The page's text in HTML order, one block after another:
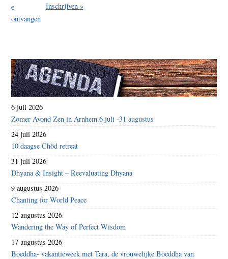
Inschrijven »
6 juli 2026
Zomer Avond Zen in Arnhem 6 juli -31 augustus
24 juli 2026
10 daagse Chöd retreat
31 juli 2026
Dhyana & Insight – Reevaluating Dhyana
9 augustus 2026
Chanting for World Peace
12 augustus 2026
Wandering the Way of Perfect Wisdom
17 augustus 2026
Boeddha- vakantieweek met Tara, de vrouwelijke Boeddha van